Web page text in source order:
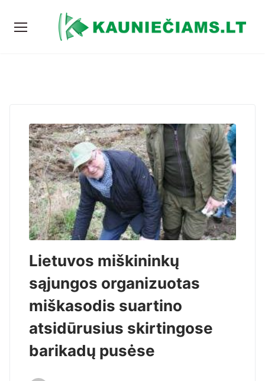
Lietuvos miškininkų
sąjungos organizuotas
miškasodis suartino
atsidūrusius skirtingose
barikadų pusėse